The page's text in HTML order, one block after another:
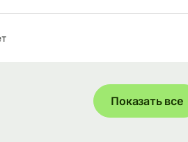
Показать все